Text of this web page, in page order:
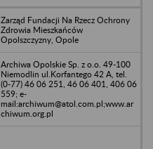
Zarząd Fundacji Na Rzecz Ochrony
Zdrowia Mieszkańców
Opolszczyzny, Opole
Archiwa Opolskie Sp. z o.o. 49-100
Niemodlin ul.Korfantego 42 A, tel.
(0-77) 46 06 251, 46 06 401, 406 06
559; e-
mail:archiwum@atol.com.pl;www.ar
chiwum.org.pl